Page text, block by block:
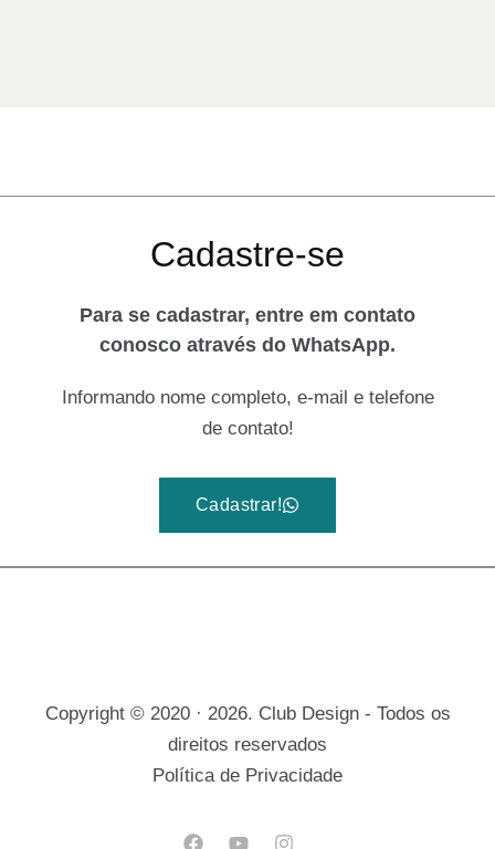
Cadastre-se
Para se cadastrar, entre em contato
conosco através do WhatsApp.
Informando nome completo, e-mail e telefone
de contato!
Cadastrar!
Copyright © 2020 · 2026. Club Design - Todos os
direitos reservados
Política de Privacidade